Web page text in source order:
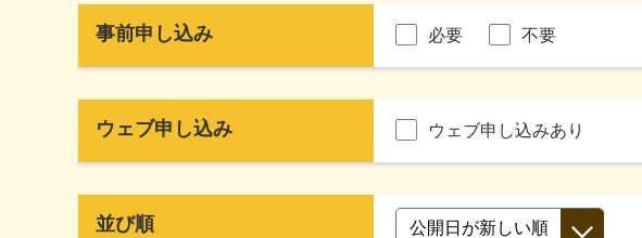
事前申し込み 必要 不要
ウェブ申し込み ウェブ申し込みあり
並び順